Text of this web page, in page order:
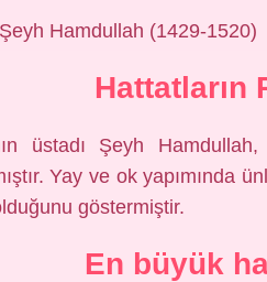
Hamdullah (1429-1520)
Hattatların
üstadı Şeyh
Yay ve ok yapımında
göstermiştir.
En büyük